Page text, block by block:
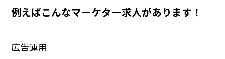
例えばこんなマーケター求人があります！
広告運用